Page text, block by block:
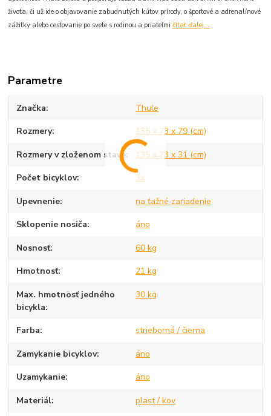
života, či už ide o objavovanie zabudnutých kútov prírody, o športové a adrenalínové
zážitky alebo cestovanie po svete s rodinou a priateľmičítať ďalej...
Parametre
Značka Thule
Rozmery 135 x 73 x 79 (cm)
Rozmery v zloženom stave 135 x 73 x 31 (cm)
Počet bicyklov 3x
Upevnenie na ťažné zariadenie
Sklopenie nosiča áno
Nosnosť 60 kg
Hmotnosť 21 kg
Max. hmotnosť jedného
bicykla
30 kg
Farba strieborná / čierna
Zamykanie bicyklov áno
Uzamykanie áno
Materiál plast / kov